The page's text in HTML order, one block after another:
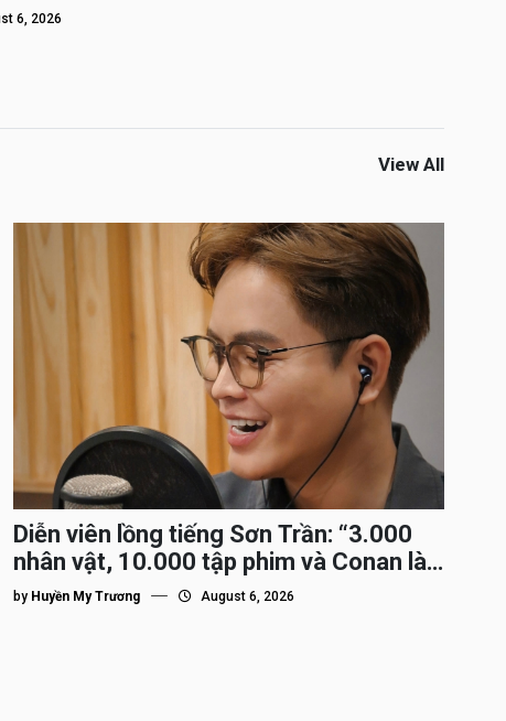
6, 2026
View All
Diễn viên lồng tiếng Sơn Trần: “3.000
nhân vật, 10.000 tập phim và Conan là
nhân vật gắn bó lâu nhất”
by Huyền My Trương August 6, 2026